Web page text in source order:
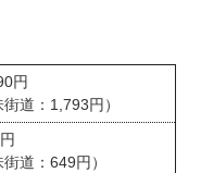
円
街道：1,793円）
街道：649円）